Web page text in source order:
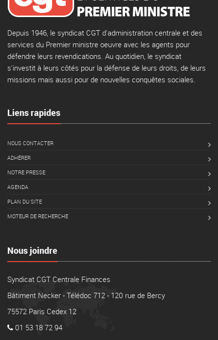
Depuis 1946, le syndicat CGT d'administration centrale et des
services du Premier ministre oeuvre avec les agents pour
défendre leurs revendications. Au quotidien, le syndicat
s'investit à leurs côtés pour la défense de leurs droits, de leurs
missions mais aussi pour de nouvelles conquêtes sociales.
Liens rapides
NOUS CONTACTER
ADHÉRER
NOTRE PRESSE
AGENDA
PLAN DU SITE
MOTEUR DE RECHERCHE
Nous joindre
Syndicat CGT Centrale Finances
Bâtiment Necker - Télédoc 712 - 120 rue de Bercy
75572 Paris Cedex 12
01 53 18 72 94